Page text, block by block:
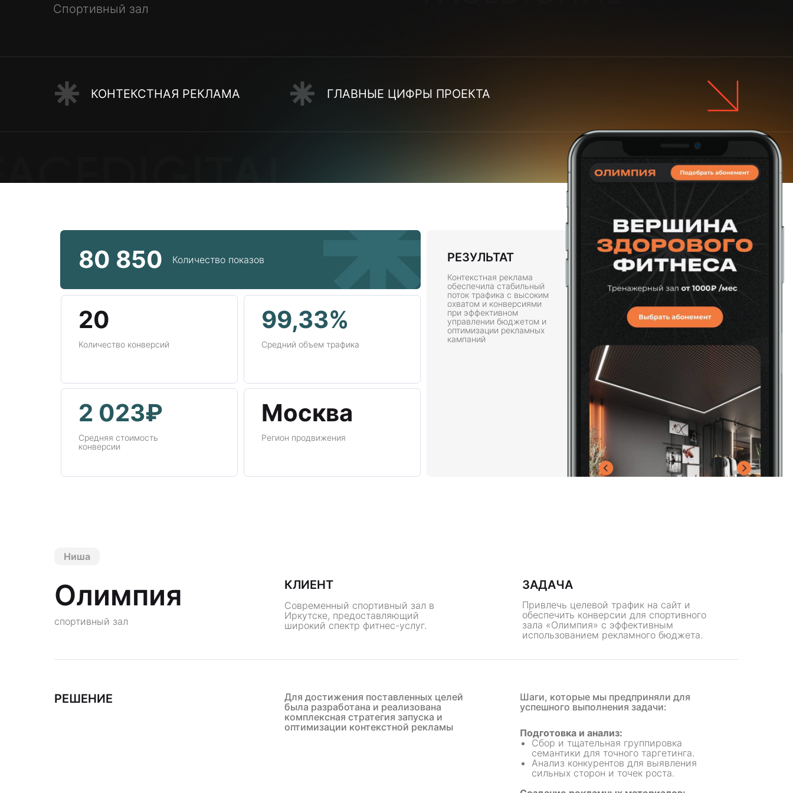
ГЛАВНЫЕ ЦИФРЫ ПРОЕКТА
КОНТЕКСТНАЯ РЕКЛАМА
Спортивный зал
80 850
20
2 023₽
99,33%
Москва
Количество показов
Количество конверсий
Средняя стоимость
конверсии
Средний объем трафика
Регион продвижения
Контекстная реклама
обеспечила стабильный
поток трафика с высоким
охватом и конверсиями
при эффективном
управлении бюджетом и
оптимизации рекламных
кампаний
РЕЗУЛЬТАТ
ЗАДАЧА
КЛИЕНТ
Олимпия
спортивный зал
Привлечь целевой трафик на сайт и
обеспечить конверсии для спортивного
зала «Олимпия» с эффективным
использованием рекламного бюджета.
Современный спортивный зал в
Иркутске, предоставляющий
широкий спектр фитнес-услуг.
Ниша
РЕШЕНИЕ
Шаги, которые мы предприняли для
успешного выполнения задачи:
Подготовка и анализ:
Сбор и тщательная группировка
семантики для точного таргетинга.
Анализ конкурентов для выявления
сильных сторон и точек роста.
Для достижения поставленных целей
была разработана и реализована
комплексная стратегия запуска и
оптимизации контекстной рекламы